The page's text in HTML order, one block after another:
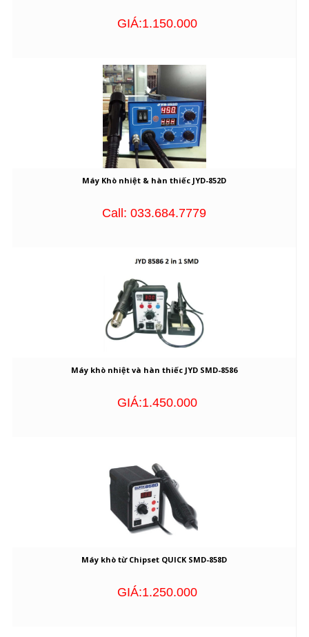
GIÁ:1.150.000
Máy Khò nhiệt & hàn thiếc JYD-852D
Call: 033.684.7779
Máy khò nhiệt và hàn thiếc JYD SMD-8586
GIÁ:1.450.000
Máy khò từ Chipset QUICK SMD-858D
GIÁ:1.250.000